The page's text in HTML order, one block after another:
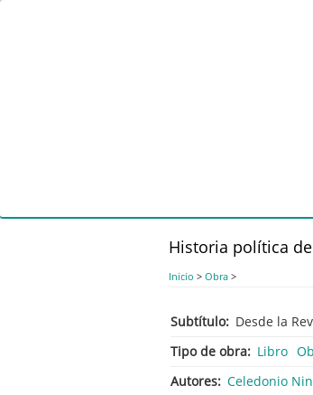
Historia política
Inicio > Obra >
Subtítulo
Desde la
Tipo de obra
Libro
Autores Celedonio